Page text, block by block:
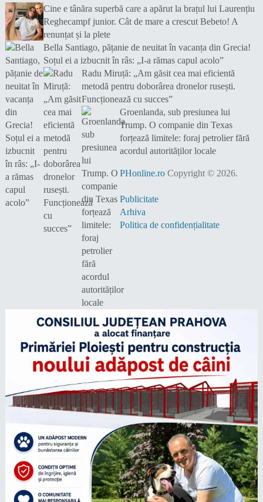
Cine e tânăra superbă care a apărut la brațul lui Laurențiu
Reghecampf junior. Cât de mare a crescut Bebeto! A
renunțat și la plete
Bella Santiago, pățanie de neuitat în vacanța din Grecia!
Soțul ei a izbucnit în râs: „I-a rămas capul acolo”
Radu Miruță: „Am găsit cea mai eficientă
metodă pentru doborârea dronelor rusești.
Funcționează cu succes”
Groenlanda, sub presiunea lui
Trump. O companie din Texas
forțează limitele: foraj petrolier fără
acordul autorităților locale
PHonline.roCopyright © 2026.
Publicitate
Arhiva
Politica de confidențialitate